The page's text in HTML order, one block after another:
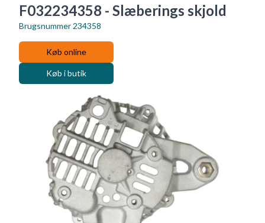
F032234358 - Slæberings skjold
Brugsnummer 234358
Køb online
Køb i butik